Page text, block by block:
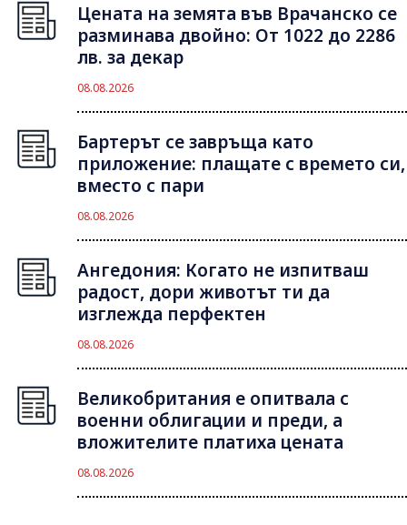
Цената на земята във Врачанско се
разминава двойно: От 1022 до 2286
лв. за декар
08.08.2026
Бартерът се завръща като
приложение: плащате с времето си,
вместо с пари
08.08.2026
Ангедония: Когато не изпитваш
радост, дори животът ти да
изглежда перфектен
08.08.2026
Великобритания е опитвала с
военни облигации и преди, а
вложителите платиха цената
08.08.2026